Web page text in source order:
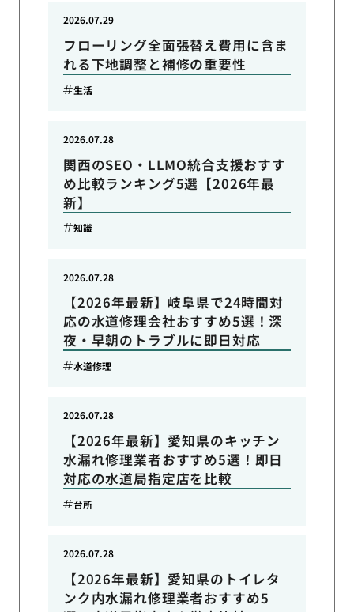
フローリング全面張替え費用に含ま
れる下地調整と補修の重要性
2026.07.29
生活
関西のSEO・LLMO統合支援おすす
め比較ランキング5選【2026年最
新】
2026.07.28
知識
【2026年最新】岐阜県で24時間対
応の水道修理会社おすすめ5選！深
夜・早朝のトラブルに即日対応
2026.07.28
水道修理
【2026年最新】愛知県のキッチン
水漏れ修理業者おすすめ5選！即日
対応の水道局指定店を比較
2026.07.28
台所
【2026年最新】愛知県のトイレタ
ンク内水漏れ修理業者おすすめ5
2026.07.28